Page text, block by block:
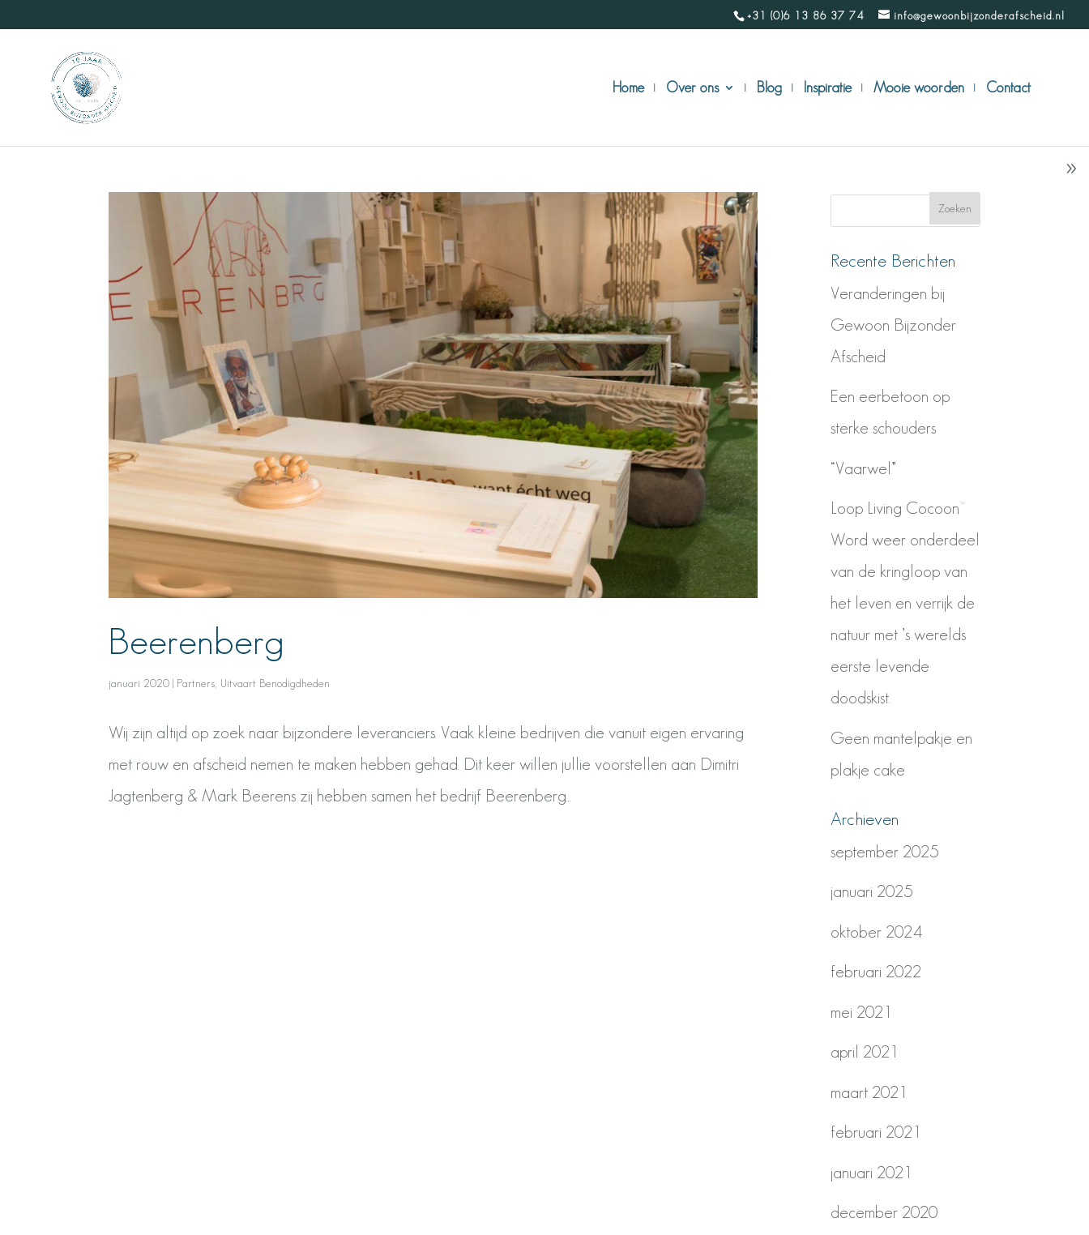
+31 (0)6 13 86 37 74 info@gewoonbijzonderafscheid.nl
Home Over ons Blog Inspiratie Mooie woorden Contact
Beerenberg
januari 2020 | Partners Uitvaart Benodigdheden
Wij zijn altijd op zoek naar bijzondere leveranciers. Vaak kleine bedrijven die vanuit eigen ervaring
met rouw en afscheid nemen te maken hebben gehad. Dit keer willen jullie voorstellen aan Dimitri
Jagtenberg & Mark Beerens zij hebben samen het bedrijf Beerenberg...
Recente Berichten
Veranderingen bij
Gewoon Bijzonder
Afscheid
Een eerbetoon op
sterke schouders
“Vaarwel”
Loop Living Cocoon™
Word weer onderdeel
van de kringloop van
het leven en verrijk de
natuur met ’s werelds
eerste levende
doodskist.
Geen mantelpakje en
plakje cake
Archieven
september 2025
januari 2025
oktober 2024
februari 2022
mei 2021
april 2021
maart 2021
februari 2021
januari 2021
december 2020